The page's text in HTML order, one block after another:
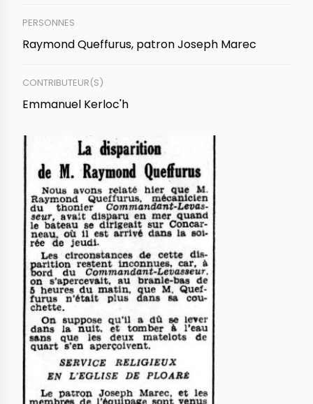
PERSONNES
Raymond Queffurus, patron Joseph Marec
CONTRIBUTEUR(S)
Emmanuel Kerloc'h
IMAGE